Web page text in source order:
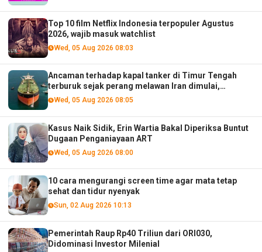
Top 10 film Netflix Indonesia terpopuler Agustus
2026, wajib masuk watchlist
Wed, 05 Aug 2026 08:03
Ancaman terhadap kapal tanker di Timur Tengah
terburuk sejak perang melawan Iran dimulai,
menurut analis
Wed, 05 Aug 2026 08:05
Kasus Naik Sidik, Erin Wartia Bakal Diperiksa Buntut
Dugaan Penganiayaan ART
Wed, 05 Aug 2026 08:00
10 cara mengurangi screen time agar mata tetap
sehat dan tidur nyenyak
Sun, 02 Aug 2026 10:13
Pemerintah Raup Rp40 Triliun dari ORI030,
Didominasi Investor Milenial